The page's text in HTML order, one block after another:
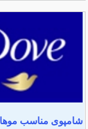
شامپوی مناسب موهاتو